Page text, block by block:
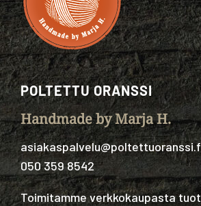
POLTETTU ORANSSI
Handmade by Marja H.
050 359 8542
Toimitamme verkkokaupasta